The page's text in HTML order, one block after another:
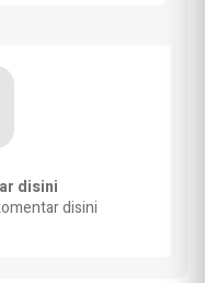
disini
disini